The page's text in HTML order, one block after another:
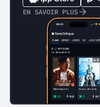
EN SAVOIR PLUS